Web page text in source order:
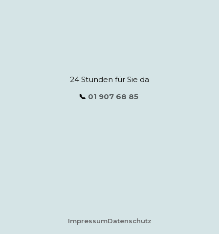
24 Stunden für Sie da
📞 01 907 68 85
ImpressumDatenschutz